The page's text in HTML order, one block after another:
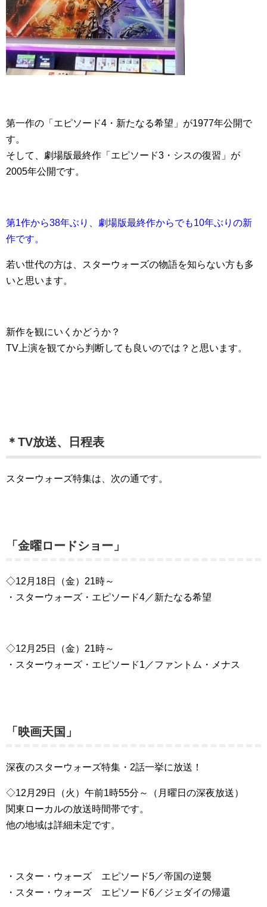
第一作の「エピソード4・新たなる希望」が1977年公開で
す。
そして、劇場版最終作「エピソード3・シスの復習」が
2005年公開です。
第1作から38年ぶり、劇場版最終作からでも10年ぶりの新
作です。
若い世代の方は、スターウォーズの物語を知らない方も多
いと思います。
新作を観にいくかどうか？
TV上演を観てから判断しても良いのでは？と思います。
＊TV放送、日程表
スターウォーズ特集は、次の通です。
「金曜ロードショー」
◇12月18日（金）21時～
・スターウォーズ・エピソード4／新たなる希望
◇12月25日（金）21時～
・スターウォーズ・エピソード1／ファントム・メナス
「映画天国」
深夜のスターウォーズ特集・2話一挙に放送！
◇12月29日（火）午前1時55分～（月曜日の深夜放送）
関東ローカルの放送時間帯です。
他の地域は詳細未定です。
・スター・ウォーズ エピソード5／帝国の逆襲
・スター・ウォーズ エピソード6／ジェダイの帰還